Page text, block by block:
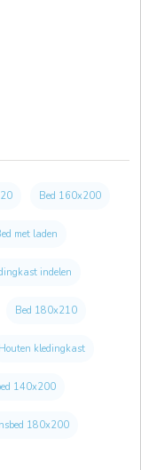
Bed 160x200
met laden
indelen
Bed 180x210
Houten kledingkast
140x200
180x200